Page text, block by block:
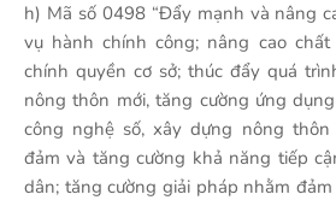
h) Mã số 0498 “Đẩy mạnh và nâng
vụ hành chính công; nâng cao
chính quyền cơ sở; thúc đẩy quá
nông thôn mới, tăng cường ứng
công nghệ số, xây dựng nông
đảm và tăng cường khả năng tiếp
dân; tăng cường giải pháp nhằm